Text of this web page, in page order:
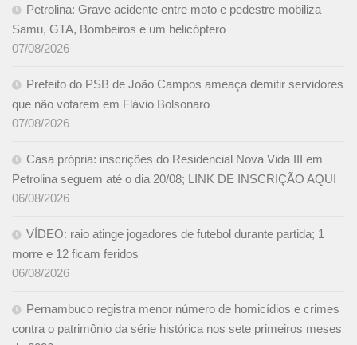
Petrolina: Grave acidente entre moto e pedestre mobiliza
Samu, GTA, Bombeiros e um helicóptero
07/08/2026
Prefeito do PSB de João Campos ameaça demitir servidores
que não votarem em Flávio Bolsonaro
07/08/2026
Casa própria: inscrições do Residencial Nova Vida III em
Petrolina seguem até o dia 20/08; LINK DE INSCRIÇÃO AQUI
06/08/2026
VÍDEO: raio atinge jogadores de futebol durante partida; 1
morre e 12 ficam feridos
06/08/2026
Pernambuco registra menor número de homicídios e crimes
contra o patrimônio da série histórica nos sete primeiros meses